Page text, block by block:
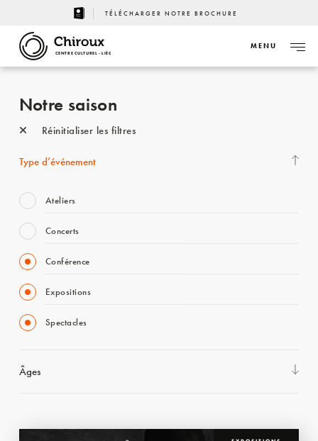
TÉLÉCHARGER NOTRE BROCHURE
CENTRE CULTUREL - LIÈGE
MENU
Notre saison
Réinitialiser les filtres
Type d’événement
Ateliers
Concerts
Conférence
Expositions
Spectacles
Âges